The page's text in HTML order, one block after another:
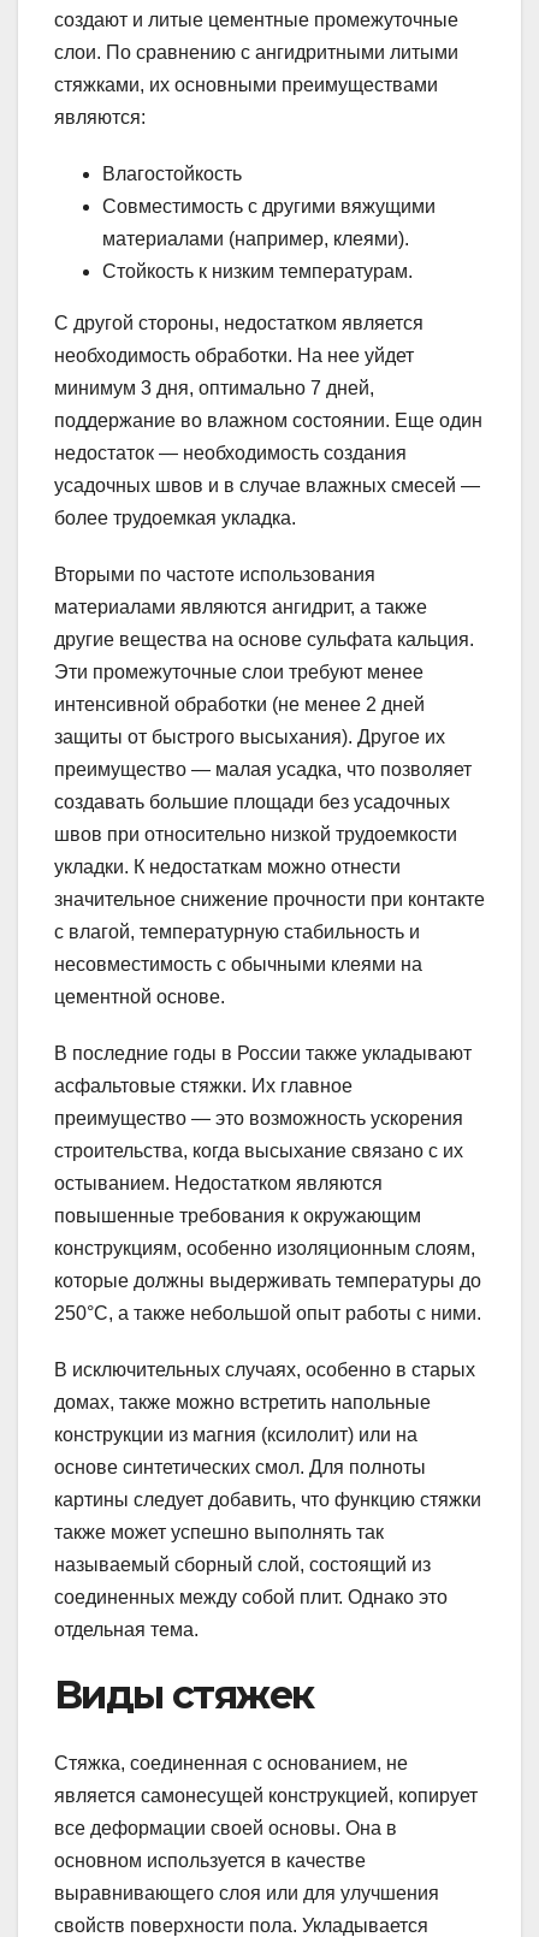
создают и литые цементные промежуточные
слои. По сравнению с ангидритными литыми
стяжками, их основными преимуществами
являются:
Влагостойкость
Совместимость с другими вяжущими
материалами (например, клеями).
Стойкость к низким температурам.
С другой стороны, недостатком является
необходимость обработки. На нее уйдет
минимум 3 дня, оптимально 7 дней,
поддержание во влажном состоянии. Еще один
недостаток — необходимость создания
усадочных швов и в случае влажных смесей —
более трудоемкая укладка.
Вторыми по частоте использования
материалами являются ангидрит, а также
другие вещества на основе сульфата кальция.
Эти промежуточные слои требуют менее
интенсивной обработки (не менее 2 дней
защиты от быстрого высыхания). Другое их
преимущество — малая усадка, что позволяет
создавать большие площади без усадочных
швов при относительно низкой трудоемкости
укладки. К недостаткам можно отнести
значительное снижение прочности при контакте
с влагой, температурную стабильность и
несовместимость с обычными клеями на
цементной основе.
В последние годы в России также укладывают
асфальтовые стяжки. Их главное
преимущество — это возможность ускорения
строительства, когда высыхание связано с их
остыванием. Недостатком являются
повышенные требования к окружающим
конструкциям, особенно изоляционным слоям,
которые должны выдерживать температуры до
250°C, а также небольшой опыт работы с ними.
В исключительных случаях, особенно в старых
домах, также можно встретить напольные
конструкции из магния (ксилолит) или на
основе синтетических смол. Для полноты
картины следует добавить, что функцию стяжки
также может успешно выполнять так
называемый сборный слой, состоящий из
соединенных между собой плит. Однако это
отдельная тема.
Виды стяжек
Стяжка, соединенная с основанием, не
является самонесущей конструкцией, копирует
все деформации своей основы. Она в
основном используется в качестве
выравнивающего слоя или для улучшения
свойств поверхности пола. Укладывается